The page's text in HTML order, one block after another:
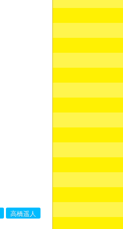
高橋遥人